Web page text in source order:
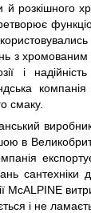
й розкішного
з
і
смаку.
в
сантехніки
McALPINE
і не